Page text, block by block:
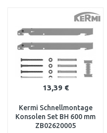
Vergleichen
13,39 €
Kermi Schnellmontage
Konsolen Set BH 600 mm
ZB02620005